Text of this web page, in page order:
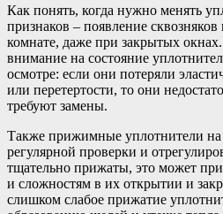
Как понять, когда нужно менять
признаков – появление
комнате, даже при закрытых
внимание на состояние
осмотре: если они потеряли
или перетертости, то они
требуют замены.
Также прижимные уплотнители на
регулярной проверки и
тщательно прижаты, это может
и сложностям в их открытии и
слишком слабое прижатие